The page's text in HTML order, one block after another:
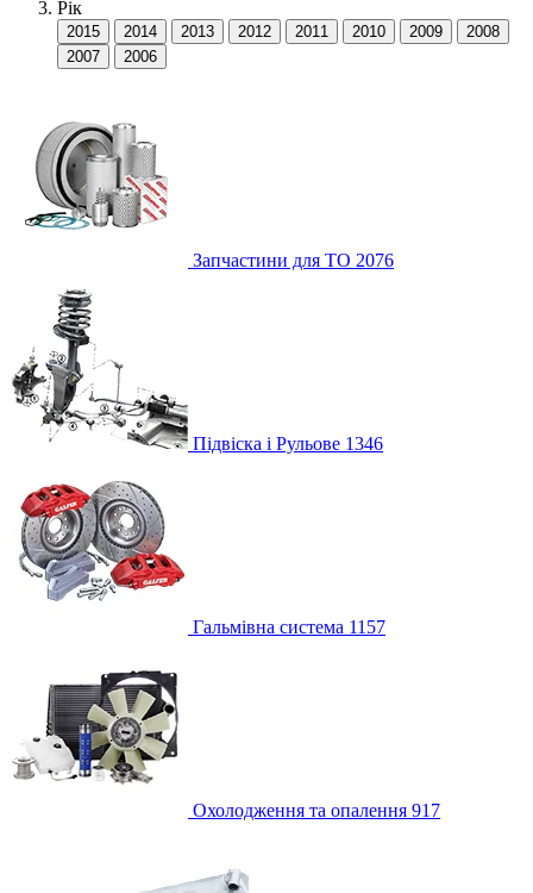
Рік
2015 2014 2013 2012 2011 2010 2009
2008
2007
2006
Запчастини для ТО 2076
Підвіска і Рульове 1346
Гальмівна система 1157
Охолодження та опалення 917